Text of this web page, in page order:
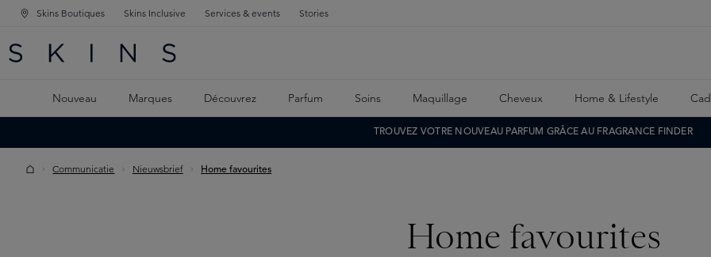
PRINCIPALE
CONTENU PRINCIPAL
Skins Boutiques Skins Inclusive Services & events Stories
Nouveau Marques Découvrez Parfum Soins Maquillage Cheveux Home & Lifestyle
TROUVEZ VOTRE NOUVEAU PARFUM GRÂCE AU FRAGRANCE FINDER
Communicatie Nieuwsbrief Home favourites
Home favourites